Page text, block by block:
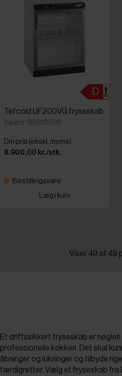
Tefcold UF200VG fryseskab
Varenr: 80810506
Din pris (ekskl. moms)
8.900,00 kr./stk.
Bestillingsvare
Læg i kurv
Viser 49 af 49
Et driftssikkert fryseskab er
professionelle køkken. Det skal
åbninger og lukninger og tilbyde
færdigretter. Vælg et fryseskab fra